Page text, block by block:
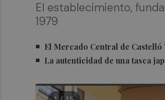
El establecimiento,
1979
El Mercado Central de
La autenticidad de una tasca